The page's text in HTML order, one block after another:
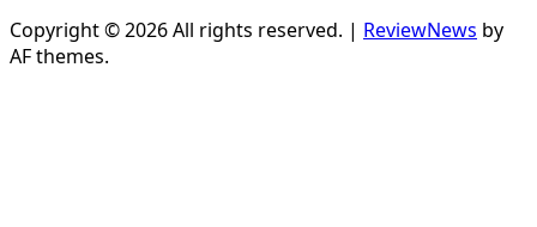
Copyright © 2026 All rights reserved. | ReviewNews by
AF themes.